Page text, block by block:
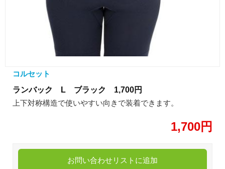
コルセット
ランバック L ブラック 1,700円
上下対称構造で使いやすい向きで装着できます。
1,700円
お問い合わせリストに追加